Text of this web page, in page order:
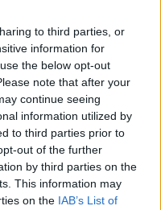
to third parties, or
information for
the below opt-out
note that after your
continue seeing
information utilized by
to third parties prior to
out of the further
by third parties on the
This information may
on the IAB’s List of
μέτρα για την
Κρήτη